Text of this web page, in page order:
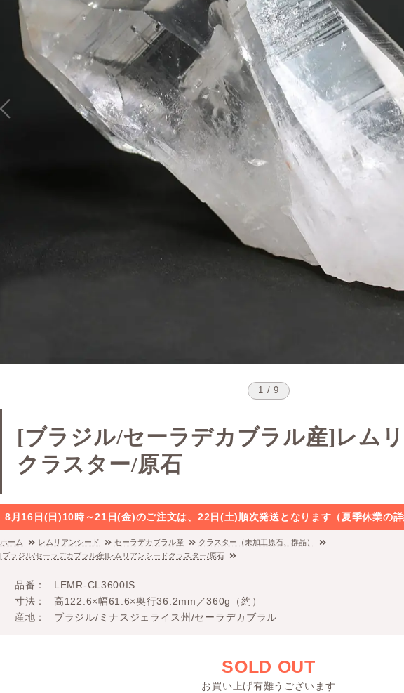
1 / 9
[ブラジル/セーラデカブラル産]レム
クラスター/原石
8月16日(日)10時～21日(金)のご注文は、22日(土)順次発送となります（夏季休業の詳
ホーム レムリアンシード セーラデカブラル産
クラスター（未加工原石、群晶）
[ブラジル/セーラデカブラル産]レムリアンシードクラスター/原石
品番
LEMR-CL3600IS
寸法
高122.6×幅61.6×奥行36.2mm／360g（約）
産地
ブラジル/ミナスジェライス州/セーラデカブラル
SOLD OUT
お買い上げ有難うございます